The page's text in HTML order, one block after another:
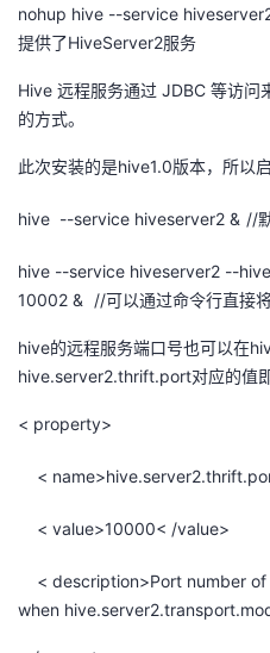
nohup hive --service
提供了HiveServer2服务
Hive 远程服务通过 JDBC 等访问
的方式。
此次安装的是hive1.0版本，所以
hive --service hiveserver2 & //
hive --service hiveserver2 --
10002 &
//可以通过命令行直接
hive的远程服务端口号也可以在
hive.server2.thrift.port对应的值即
< property>
<
< value>10000< /value>
< description>Port number of
when